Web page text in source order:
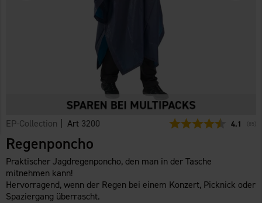
EP-Collection | Art 3200 4.1 85
Regenponcho
Praktischer Jagdregenponcho, den man in der Tasche
mitnehmen kann!
Hervorragend, wenn der Regen bei einem Konzert, Picknick oder
Spaziergang überrascht.